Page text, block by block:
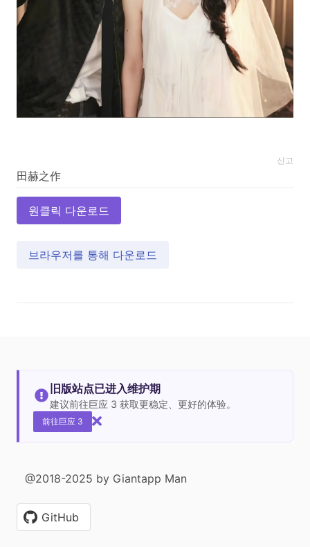
신고
원클릭 다운로드
브라우저를 통해 다운로드
旧版站点已进入维护期
建议前往巨应 3 获取更稳定、更好的体验。
前往巨应 3
@2018-2025 by Giantapp Man
GitHub